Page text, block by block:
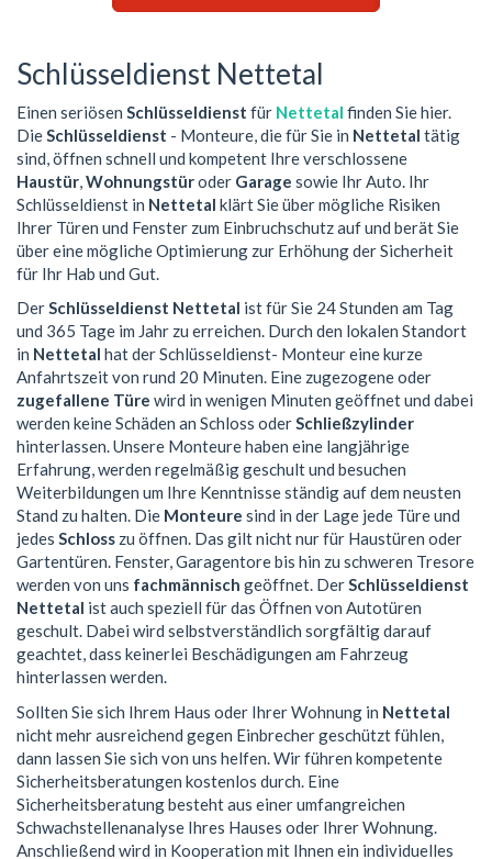
Schlüsseldienst Nettetal
Einen seriösen Schlüsseldienst für Nettetal finden Sie hier.
DieSchlüsseldienst - Monteure, die für Sie in Nettetal tätig
sind, öffnen schnell und kompetent Ihre verschlossene
Haustür,Wohnungstüroder Garage sowie Ihr Auto. Ihr
Schlüsseldienst in Nettetal klärt Sie über mögliche Risiken
Ihrer Türen und Fenster zum Einbruchschutz auf und berät Sie
über eine mögliche Optimierung zur Erhöhung der Sicherheit
für Ihr Hab und Gut.
DerSchlüsseldienst Nettetal ist für Sie 24 Stunden am Tag
und 365 Tage im Jahr zu erreichen. Durch den lokalen Standort
in Nettetal hat der Schlüsseldienst- Monteur eine kurze
Anfahrtszeit von rund 20 Minuten. Eine zugezogene oder
zugefallene Türe wird in wenigen Minuten geöffnet und dabei
werden keine Schäden an Schloss oderSchließzylinder
hinterlassen. Unsere Monteure haben eine langjährige
Erfahrung, werden regelmäßig geschult und besuchen
Weiterbildungen um Ihre Kenntnisse ständig auf dem neusten
Stand zu halten. Die Monteure sind in der Lage jede Türe und
jedes Schloss zu öffnen. Das gilt nicht nur für Haustüren oder
Gartentüren. Fenster, Garagentore bis hin zu schweren Tresore
werden von uns fachmännisch geöffnet. DerSchlüsseldienst
Nettetal ist auch speziell für das Öffnen von Autotüren
geschult. Dabei wird selbstverständlich sorgfältig darauf
geachtet, dass keinerlei Beschädigungen am Fahrzeug
hinterlassen werden.
Sollten Sie sich Ihrem Haus oder Ihrer Wohnung in Nettetal
nicht mehr ausreichend gegen Einbrecher geschützt fühlen,
dann lassen Sie sich von uns helfen. Wir führen kompetente
Sicherheitsberatungen kostenlos durch. Eine
Sicherheitsberatung besteht aus einer umfangreichen
Schwachstellenanalyse Ihres Hauses oder Ihrer Wohnung.
Anschließend wird in Kooperation mit Ihnen ein individuelles